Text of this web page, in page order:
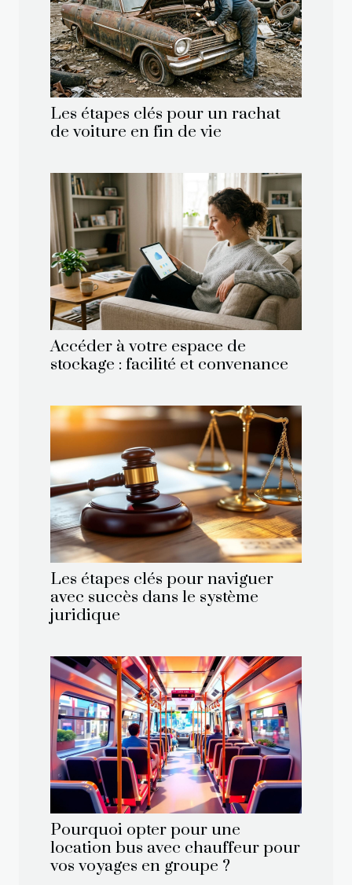
Les étapes clés pour un rachat
de voiture en fin de vie
Accéder à votre espace de
stockage : facilité et convenance
Les étapes clés pour naviguer
avec succès dans le système
juridique
Pourquoi opter pour une
location bus avec chauffeur pour
vos voyages en groupe ?